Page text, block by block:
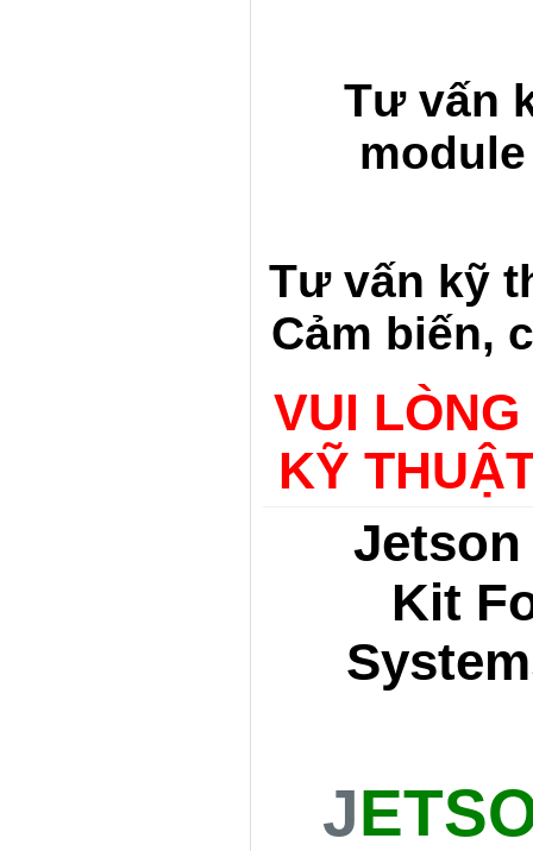
Tư vấn
Tư vấn kỹ
Cảm biến,
VUI
KỸ
Jetson
Kit
J